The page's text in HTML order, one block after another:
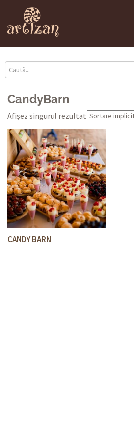
CandyBarn
Afișez singurul rezultat
CANDY BARN